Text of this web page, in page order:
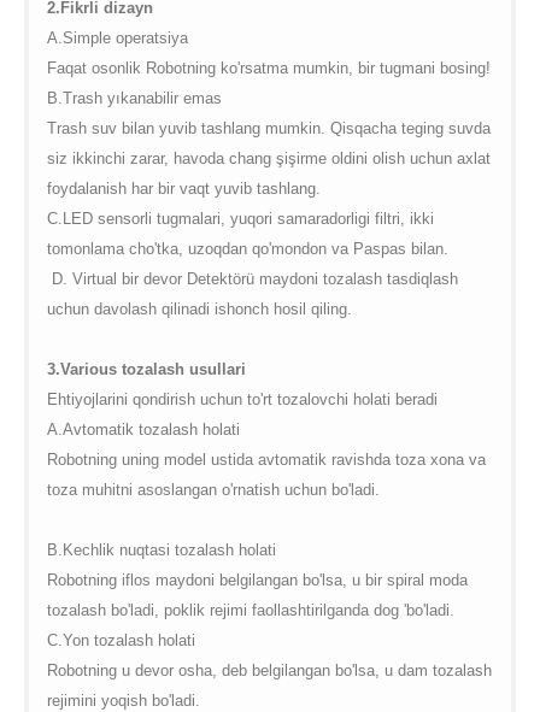
2.Fikrli dizayn
A.Simple operatsiya
Faqat osonlik Robotning ko'rsatma mumkin, bir tugmani bosing!
B.Trash yı kanabilir emas
Trash suv bilan yuvib tashlang mumkin. Qisqacha teging suvda
siz ikkinchi zarar, havoda chang şişirme oldini olish uchun axlat
foydalanish har bir vaqt yuvib tashlang.
C.LED sensorli tugmalari, yuqori samaradorligi filtri, ikki
tomonlama cho'tka, uzoqdan qo'mondon va Paspas bilan.
D. Virtual bir devor Detektörü maydoni tozalash tasdiqlash
uchun davolash qilinadi ishonch hosil qiling.
3.Various tozalash usullari
Ehtiyojlarini qondirish uchun to'rt tozalovchi holati beradi
A.Avtomatik tozalash holati
Robotning uning model ustida avtomatik ravishda toza xona va
toza muhitni asoslangan o'rnatish uchun bo'ladi.
B.Kechlik nuqtasi tozalash holati
Robotning iflos maydoni belgilangan bo'lsa, u bir spiral moda
tozalash bo'ladi, poklik rejimi faollashtirilganda dog 'bo'ladi.
C.Yon tozalash holati
Robotning u devor osha, deb belgilangan bo'lsa, u dam tozalash
rejimini yoqish bo'ladi.